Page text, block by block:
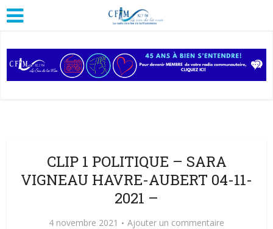
CLIP 1 POLITIQUE – SARA
VIGNEAU HAVRE-AUBERT 04-11-
2021 –
4 novembre 2021 Ajouter un commentaire